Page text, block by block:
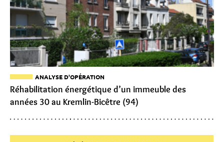
ANALYSE D'OPÉRATION
Réhabilitation énergétique d’un immeuble des
années 30 au Kremlin-Bicêtre (94)